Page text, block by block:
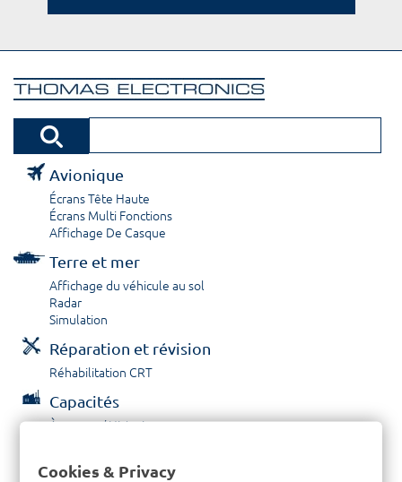
Avionique
Écrans Tête Haute
Écrans Multi Fonctions
Affichage De Casque
Terre et mer
Affichage du véhicule au sol
Radar
Simulation
Réparation et révision
Réhabilitation CRT
Capacités
À propos / Historique
Cookies & Privacy